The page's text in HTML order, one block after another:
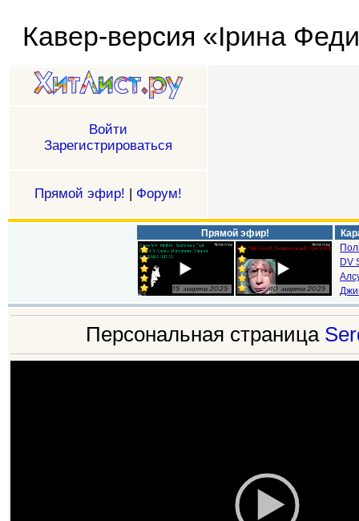
Кавер-версия «Ірина
Войти
Зарегистрироваться
Прямой эфир! | Форум!
Прямой эфир!
DV
Персональная страница